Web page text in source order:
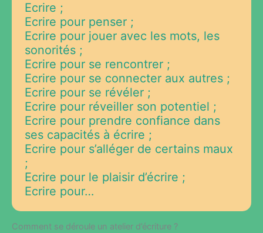
Ecrire ;
Ecrire pour penser ;
Ecrire pour jouer avec les mots, les
sonorités ;
Ecrire pour se rencontrer ;
Ecrire pour se connecter aux autres ;
Ecrire pour se révéler ;
Ecrire pour réveiller son potentiel ;
Ecrire pour prendre confiance dans
ses capacités à écrire ;
Ecrire pour s’alléger de certains maux
;
Ecrire pour le plaisir d’écrire ;
Ecrire pour…
Comment se déroule un atelier d’écriture ?